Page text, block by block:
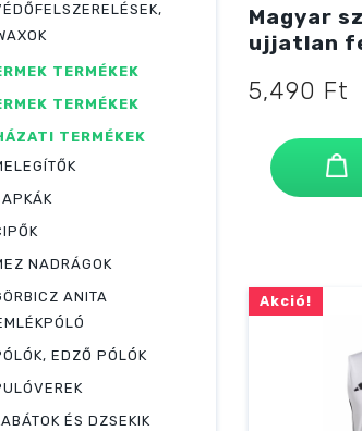
Magyar
ujjatlan
5,490 Ft
Akció!
TERMÉKEK
TERMÉKEK
TERMÉKEK
NADRÁGOK
ANITA
EDZŐ PÓLÓK
ÉS DZSEKIK